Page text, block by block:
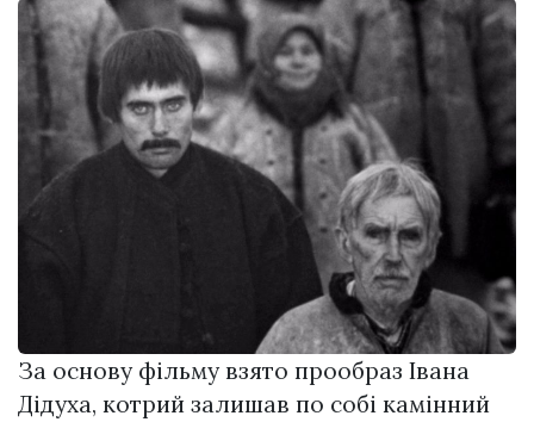
За основу фільму взято прообраз Івана
Дідуха, котрий залишав по собі камінний